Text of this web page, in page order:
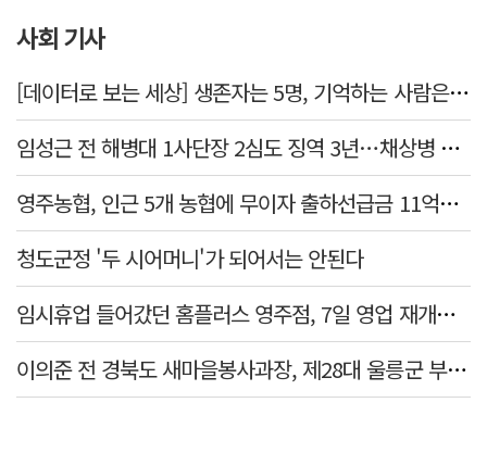
사회 기사
[데이터로 보는 세상] 생존자는 5명, 기억하는 사람은 늘었다
임성근 전 해병대 1사단장 2심도 징역 3년…채상병 순직 책임 유죄
영주농협, 인근 5개 농협에 무이자 출하선급금 11억원 지원…상생 유통망 강화
청도군정 '두 시어머니'가 되어서는 안된다
임시휴업 들어갔던 홈플러스 영주점, 7일 영업 재개…지하 1층만 운영
이의준 전 경북도 새마을봉사과장, 제28대 울릉군 부군수 취임